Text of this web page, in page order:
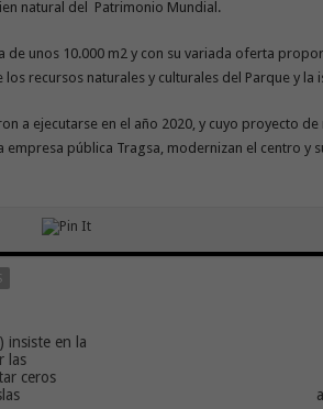
natural del Patrimonio Mundial.
de unos 10.000 m2 y con su variada oferta
recursos naturales y culturales del Parque y la
a ejecutarse en el año 2020, y cuyo proyecto
empresa pública Tragsa, modernizan el centro y
insiste en la
las
ceros